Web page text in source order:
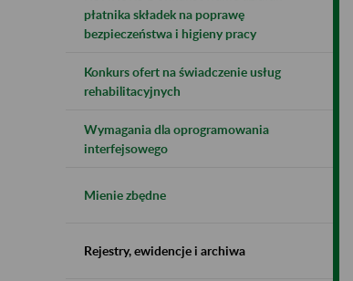
płatnika składek na poprawę
bezpieczeństwa i higieny pracy
Konkurs ofert na świadczenie usług
rehabilitacyjnych
Wymagania dla oprogramowania
interfejsowego
Mienie zbędne
Rejestry, ewidencje i archiwa